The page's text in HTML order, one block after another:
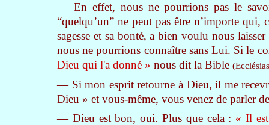
— En effet, nous ne pourrions pas le
“quelqu’un” ne peut pas être n’importe
sagesse et sa bonté, a bien voulu nous
nous ne pourrions connaître sans Lui. Si le
Dieu qui l'a donné » nous dit la Bible
— Si mon esprit retourne à Dieu, il me
Dieu » et vous-même, vous venez de parler
— Dieu est bon, oui. Plus que cela : « Il